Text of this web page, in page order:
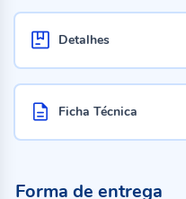
Detalhes
Ficha Técnica
Forma de entrega